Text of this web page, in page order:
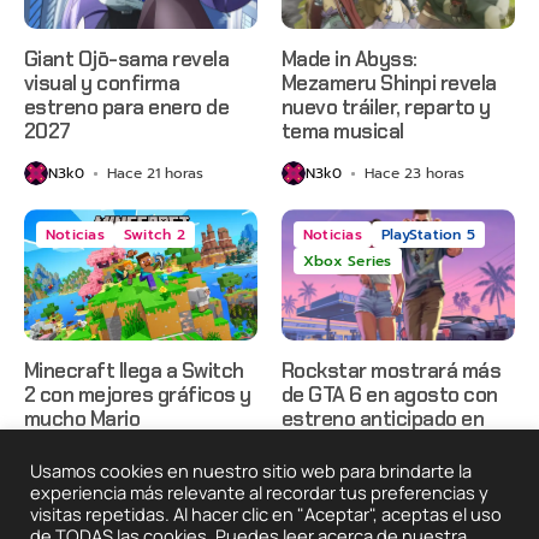
Giant Ojō-sama revela
visual y confirma
estreno para enero de
2027
N3k0 Hace 21 horas
Made in Abyss:
Mezameru Shinpi revela
nuevo tráiler, reparto y
tema musical
N3k0 Hace 23 horas
Noticias Switch 2
Minecraft llega a Switch
2 con mejores gráficos y
mucho Mario
Hace 1 día
Noticias
PlayStation 5
Xbox Series
Rockstar mostrará más
de GTA 6 en agosto con
estreno anticipado en
N3k0 Hace 2 días
Usamos cookies en nuestro sitio web para brindarte la
experiencia más relevante al recordar tus preferencias y
visitas repetidas. Al hacer clic en "Aceptar", aceptas el uso